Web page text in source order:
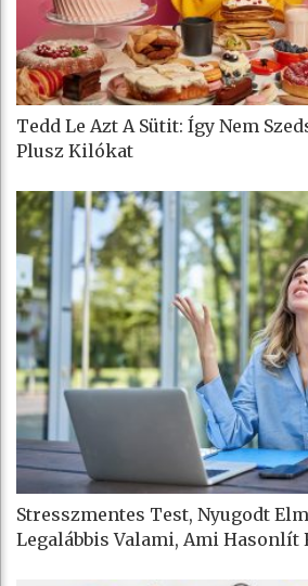
Tedd Le Azt A Sütit: Így Nem
Plusz Kilókat
Stresszmentes Test, Nyugodt
Legalábbis Valami, Ami Hasonlít